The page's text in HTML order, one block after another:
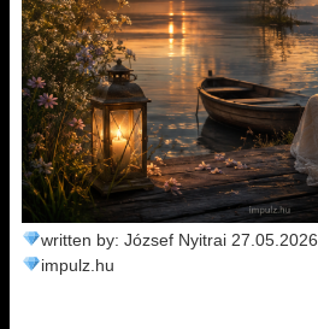
written by: József Nyitrai 27.05.2026
impulz.hu